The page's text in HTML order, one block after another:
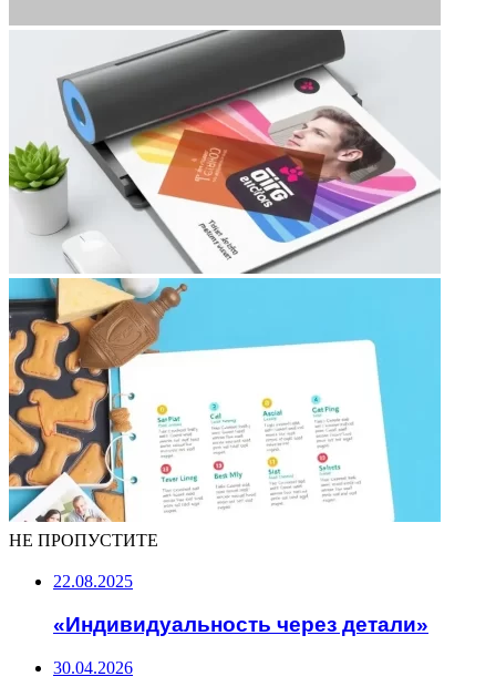
НЕ ПРОПУСТИТЕ
22.08.2025
«Индивидуальность через детали»
30.04.2026